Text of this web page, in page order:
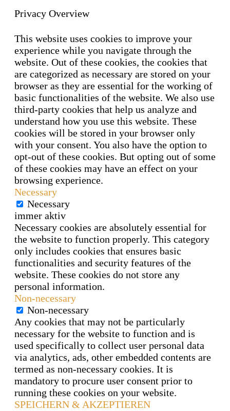
Privacy Overview
This website uses cookies to improve your
experience while you navigate through the
website. Out of these cookies, the cookies that
are categorized as necessary are stored on your
browser as they are essential for the working of
basic functionalities of the website. We also use
third-party cookies that help us analyze and
understand how you use this website. These
cookies will be stored in your browser only
with your consent. You also have the option to
opt-out of these cookies. But opting out of some
of these cookies may have an effect on your
browsing experience.
Necessary
Necessary
immer aktiv
Necessary cookies are absolutely essential for
the website to function properly. This category
only includes cookies that ensures basic
functionalities and security features of the
website. These cookies do not store any
personal information.
Non-necessary
Non-necessary
Any cookies that may not be particularly
necessary for the website to function and is
used specifically to collect user personal data
via analytics, ads, other embedded contents are
termed as non-necessary cookies. It is
mandatory to procure user consent prior to
running these cookies on your website.
SPEICHERN & AKZEPTIEREN